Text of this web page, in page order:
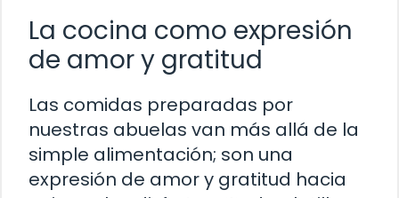
La cocina como expresión
de amor y gratitud
Las comidas preparadas por
nuestras abuelas van más allá de la
simple alimentación; son una
expresión de amor y gratitud hacia